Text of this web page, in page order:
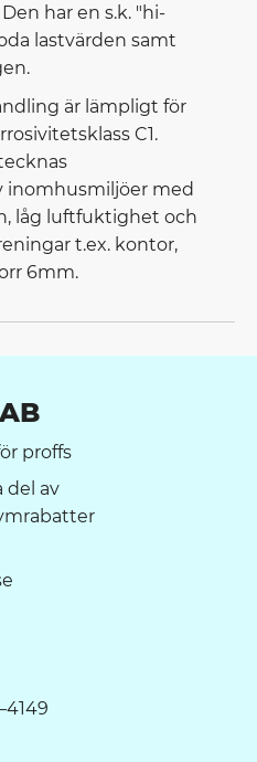
har en s.k. "hi-
lastvärden samt
är lämpligt för
C1.
inomhusmiljöer med
låg luftfuktighet och
t.ex. kontor,
6mm.
proffs
del av